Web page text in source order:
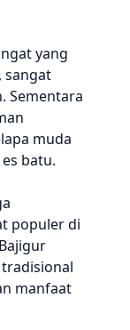
yang
sangat
Sementara
muda
batu.
populer di
manfaat